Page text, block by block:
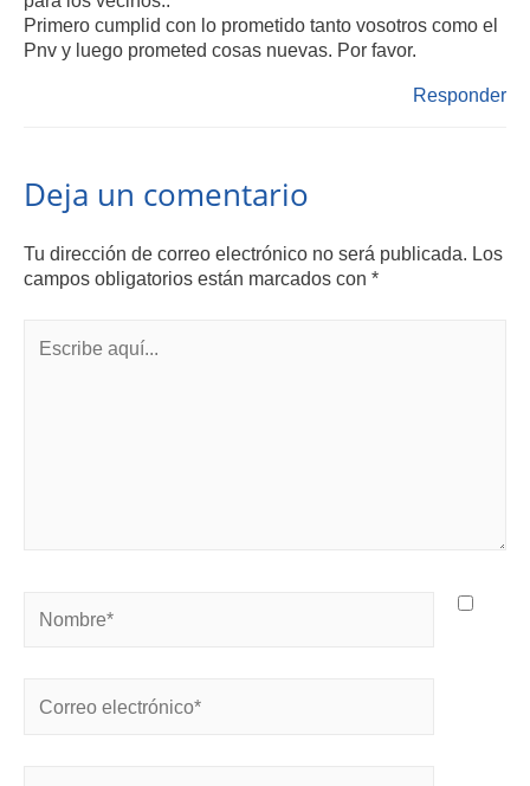
Primero cumplid con lo prometido tanto vosotros como el
Pnv y luego prometed cosas nuevas. Por favor.
Responder
Deja un comentario
Tu dirección de correo electrónico no será publicada. Los
campos obligatorios están marcados con *